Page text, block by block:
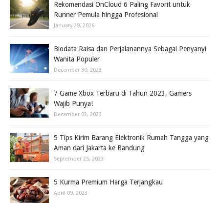
Rekomendasi OnCloud 6 Paling Favorit untuk
Runner Pemula hingga Profesional
January 29, 2026
Biodata Raisa dan Perjalanannya Sebagai Penyanyi
Wanita Populer
December 30, 2023
7 Game Xbox Terbaru di Tahun 2023, Gamers
Wajib Punya!
December 02, 2023
5 Tips Kirim Barang Elektronik Rumah Tangga yang
Aman dari Jakarta ke Bandung
September 25, 2023
5 Kurma Premium Harga Terjangkau
April 09, 2023